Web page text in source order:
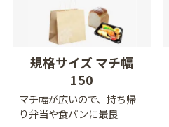
規格サイズ マチ幅
150
マチ幅が広いので、持ち帰
り弁当や食パンに最良